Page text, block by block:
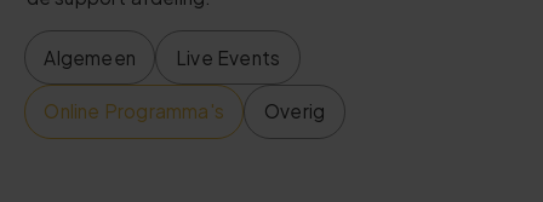
Algemeen Live Events
Online Programma's Overig